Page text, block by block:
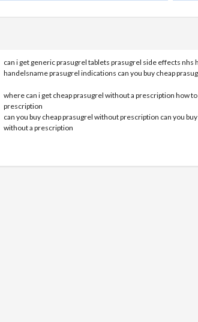
can i get generic prasugrel tablets prasugrel side effects nhs
handelsname prasugrel indications can you buy cheap
where can i get cheap prasugrel without a prescription how
prescription
can you buy cheap prasugrel without prescription can you
without a prescription